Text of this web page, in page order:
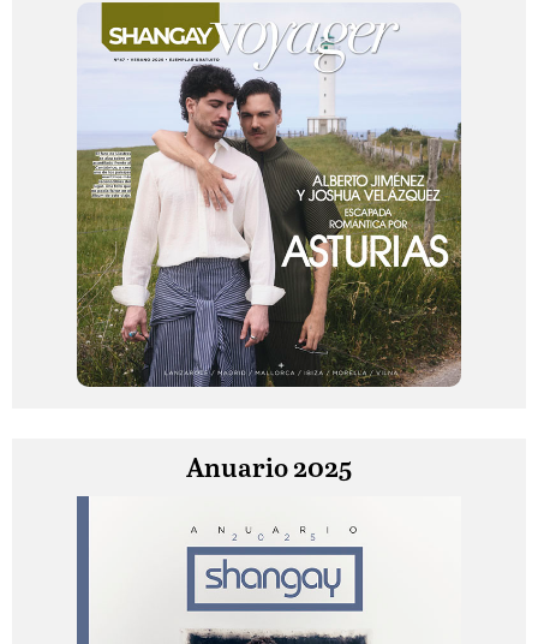
Anuario 2025